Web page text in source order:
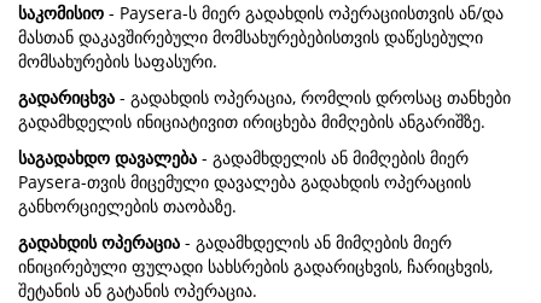
საკომისიო - Paysera-ს მიერ გადახდის ოპერაციისთვის ან/და
მასთან დაკავშირებული მომსახურებებისთვის დაწესებული
მომსახურების საფასური.
გადარიცხვა - გადახდის ოპერაცია, რომლის დროსაც თანხები
გადამხდელის ინიციატივით ირიცხება მიმღების ანგარიშზე.
საგადახდო დავალება - გადამხდელის ან მიმღების მიერ
Paysera-თვის მიცემული დავალება გადახდის ოპერაციის
განხორციელების თაობაზე.
გადახდის ოპერაცია - გადამხდელის ან მიმღების მიერ
ინიცირებული ფულადი სახსრების გადარიცხვის, ჩარიცხვის,
შეტანის ან გატანის ოპერაცია.